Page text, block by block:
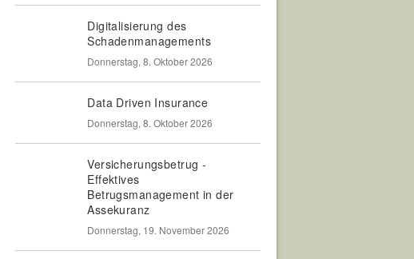
Digitalisierung des
Schadenmanagements
Donnerstag, 8. Oktober 2026
Data Driven Insurance
Donnerstag, 8. Oktober 2026
Versicherungsbetrug -
Effektives
Betrugsmanagement in der
Assekuranz
Donnerstag, 19. November 2026